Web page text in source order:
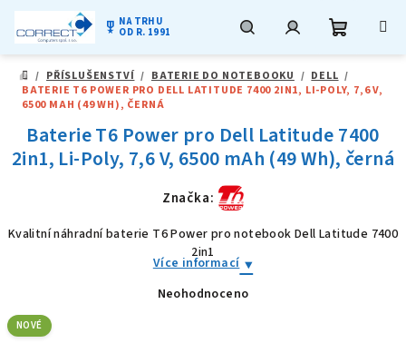
obsah
military_tech NA TRHU
OD R. 1991
DOMŮ
/ PŘÍSLUŠENSTVÍ / BATERIE DO NOTEBOOKU / DELL /
BATERIE T6 POWER PRO DELL LATITUDE 7400 2IN1, LI-POLY, 7,6 V,
6500 MAH (49 WH), ČERNÁ
Baterie T6 Power pro Dell Latitude 7400
2in1, Li-Poly, 7,6 V, 6500 mAh (49 Wh), černá
Značka:
Kvalitní náhradní baterie T6 Power pro notebook Dell Latitude 7400
2in1
Více informací
Průměrné
Neohodnoceno
NOVÉ